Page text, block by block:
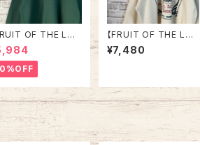
OF THE LO
】L/S Sweat XL 9
in USA “NE
YORK ” スーベニア
ェット トレーナー N
ューヨーク ビッグ
プル 刺繍 vintage
ンテージ アメリカ
古着
【FRUIT OF THE LO
OM】L/S Sweat XL 9
0s Made in USA アー
セリフ 1993 アメリカ U
SA 古着
¥7,480